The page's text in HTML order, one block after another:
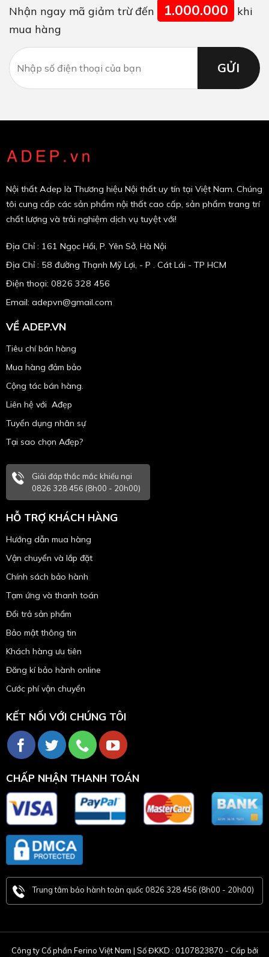
Nhận ngay mã giảm trừ đến 1.000.000
khi
mua hàng
Nội thất Adep là Thương hiệu Nội thất uy tín tại Việt Nam. Chúng
tôi cung cấp các sản phẩm nội thất cao cấp, sản phẩm trang trí
chất lượng và trải nghiệm dịch vụ tuyệt với!
Địa Chỉ : 161 Ngọc Hồi, P. Yên Sở, Hà Nội
Địa Chỉ : 58 đường Thạnh Mỹ Lợi, - P . Cát Lái - TP HCM
Điện thoại: 0826 328 456
Email: adepvn@gmail.com
VỀ ADEP.VN
Tiêu chí bán hàng
Mua hàng đảm bảo
Cộng tác bán hàng.
Liên hệ với Ađẹp
Tuyển dụng nhân sự
Tại sao chọn Ađẹp?
Giải đáp thắc mắc khiếu nại
0826 328 456 (8h00 - 20h00)
HỖ TRỢ KHÁCH HÀNG
Hướng dẫn mua hàng
Vận chuyển và lắp đặt
Chính sách bảo hành
Tạm ứng và thanh toán
Đổi trả sản phẩm
Bảo mật thông tin
Khách hàng ưu tiên
Đăng kí bảo hành online
Cước phí vận chuyển
KẾT NỐI VỚI CHÚNG TÔI
CHẤP NHẬN THANH TOÁN
Trung tâm bảo hành toàn quốc 0826 328 456 (8h00 - 20h00)
Công ty Cổ phần Ferino Việt Nam | Số ĐKKD : 0107823870 - Cấp bởi